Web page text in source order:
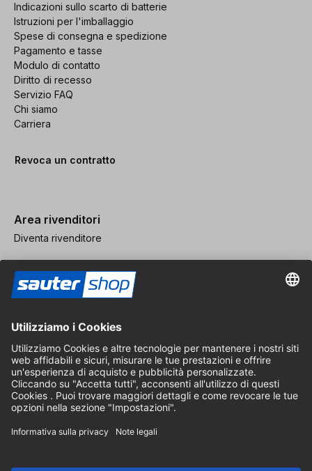
Indicazioni sullo scarto di batterie
Istruzioni per l'imballaggio
Spese di consegna e spedizione
Pagamento e tasse
Modulo di contatto
Diritto di recesso
Servizio FAQ
Chi siamo
Carriera
Revoca un contratto
Area rivenditori
Diventa rivenditore
CGV
Protezione dei Dati
Impostazioni dei Cookie
della Germania per pacchi di dimensioni standard, esclusi articoli